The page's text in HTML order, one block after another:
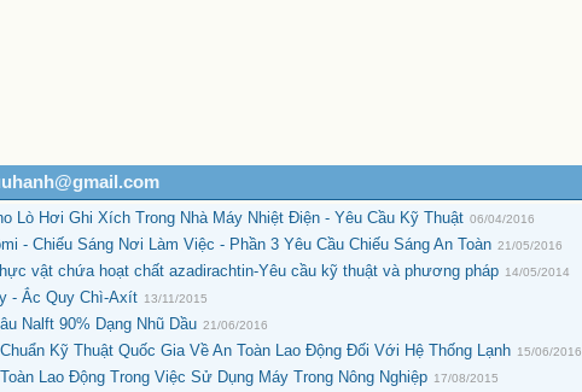
Lò Hơi Ghi Xích Trong Nhà Máy Nhiệt Điện - Yêu Cầu Kỹ Thuật 06/04/2016
- Chiếu Sáng Nơi Làm Việc - Phần 3 Yêu Cầu Chiếu Sáng An Toàn 21/05/2016
vật chứa hoạt chất azadirachtin-Yêu cầu kỹ thuật và phương pháp 14/05/2014
- Ắc Quy Chì-Axít 13/11/2015
Nalft 90% Dạng Nhũ Dầu 21/06/2016
Kỹ Thuật Quốc Gia Về An Toàn Lao Động Đối Với Hệ Thống Lạnh 15/06/2016
Lao Động Trong Việc Sử Dụng Máy Trong Nông Nghiệp 17/08/2015